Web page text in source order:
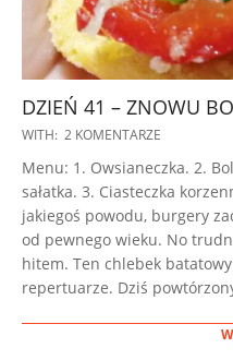
DZIEŃ 41 – ZNOWU
2022-
08
WITH: 2 KOMENTARZE
Menu: 1. Owsianeczka. 2.
sałatka. 3. Ciasteczka
jakiegoś powodu, burgery
od pewnego wieku. No
hitem. Ten chlebek
repertuarze. Dziś